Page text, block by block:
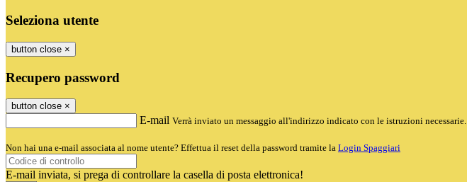
Seleziona utente
button close ×
Recupero password
button close ×
E-mail Verrà inviato un messaggio all'indirizzo indicato con le istruzioni necessarie.
Non hai una e-mail associata al nome utente? Effettua il reset della password tramite la Login Spaggiari
E-mail inviata, si prega di controllare la casella di posta elettronica!